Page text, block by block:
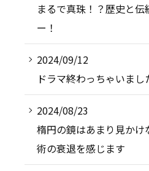
まるで真珠！？歴史と
ー！
2024/09/12
ドラマ終わっちゃいまし
2024/08/23
楕円の鏡はあまり見か
術の衰退を感じます